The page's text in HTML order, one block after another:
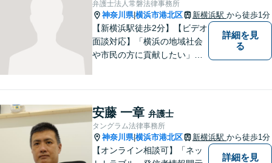
弁護士法人常磐法律事務所
神奈川県|横浜市港北区 新横浜駅 から徒歩1分
【新横浜駅徒歩2分】【ビデオ
面談対応】「横浜の地域社会
や市民の方に貢献したい」を
トができるよう全力を尽くし
ます。事務所一丸となって法
律トラブルの解決を目指しま
す。
詳細を見
る
安藤 一章 弁護士
タングラム法律事務所
神奈川県|横浜市港北区 新横浜駅 から徒歩1分
【オンライン相談可】「ネッ
詳細を見